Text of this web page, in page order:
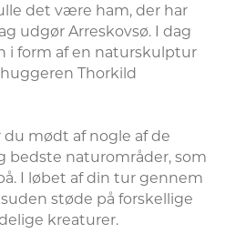
det være ham, der har
udgør Arreskovsø. I dag
i form af en naturskulptur
Thorkild
mødt af nogle af de
bedste naturområder, som
I løbet af din tur gennem
støde på forskellige
kreaturer.